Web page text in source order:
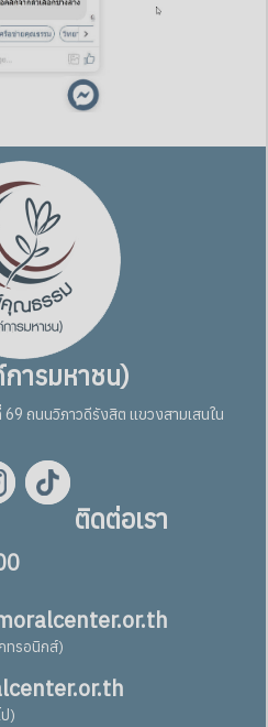
ารมหาชน)
ถนนวิภาวดีรังสิต แขวงสามเสนใน
ติดต่อเรา
ทรอนิกส์)
)